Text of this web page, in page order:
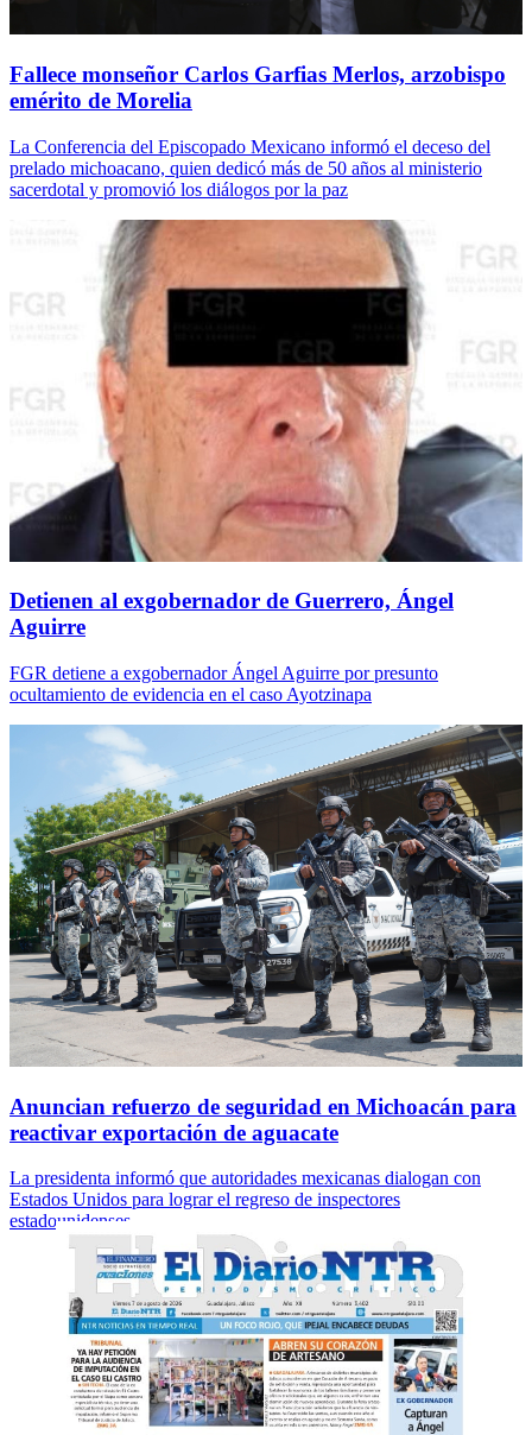
Fallece monseñor Carlos Garfias Merlos, arzobispo
emérito de Morelia
La Conferencia del Episcopado Mexicano informó el deceso del
prelado michoacano, quien dedicó más de 50 años al ministerio
sacerdotal y promovió los diálogos por la paz
Detienen al exgobernador de Guerrero, Ángel
Aguirre
FGR detiene a exgobernador Ángel Aguirre por presunto
ocultamiento de evidencia en el caso Ayotzinapa
Anuncian refuerzo de seguridad en Michoacán para
reactivar exportación de aguacate
La presidenta informó que autoridades mexicanas dialogan con
Estados Unidos para lograr el regreso de inspectores
estadounidenses